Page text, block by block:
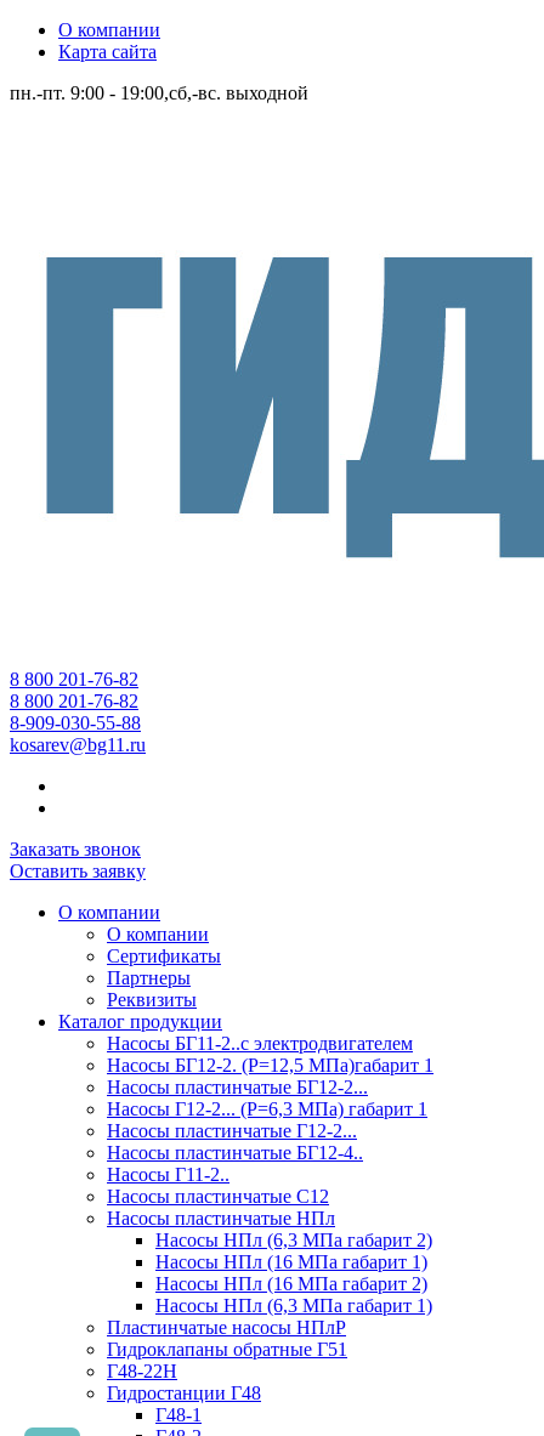
О компании
Карта сайта
пн.-пт. 9:00 - 19:00,сб,-вс. выходной
8 800 201-76-82
8 800 201-76-82
8-909-030-55-88
kosarev@bg11.ru
Заказать звонок
Оставить заявку
О компании
О компании
Сертификаты
Партнеры
Реквизиты
Каталог продукции
Насосы БГ11-2..с электродвигателем
Насосы БГ12-2. (Р=12,5 МПа)габарит 1
Насосы пластинчатые БГ12-2...
Насосы Г12-2... (Р=6,3 МПа) габарит 1
Насосы пластинчатые Г12-2...
Насосы пластинчатые БГ12-4..
Насосы Г11-2..
Насосы пластинчатые С12
Насосы пластинчатые НПл
Насосы НПл (6,3 МПа габарит 2)
Насосы НПл (16 МПа габарит 1)
Насосы НПл (16 МПа габарит 2)
Насосы НПл (6,3 МПа габарит 1)
Пластинчатые насосы НПлР
Гидроклапаны обратные Г51
Г48-22Н
Гидростанции Г48
Г48-1